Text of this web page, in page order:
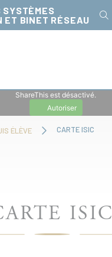
SYSTÈMES
ET BINET RÉSEAU
ÉLÈVE CARTE ISIC
ShareThis est désactivé.
Autoriser
ISIC
des cookies